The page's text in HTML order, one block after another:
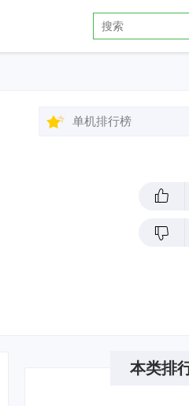
单机排行榜
本类排